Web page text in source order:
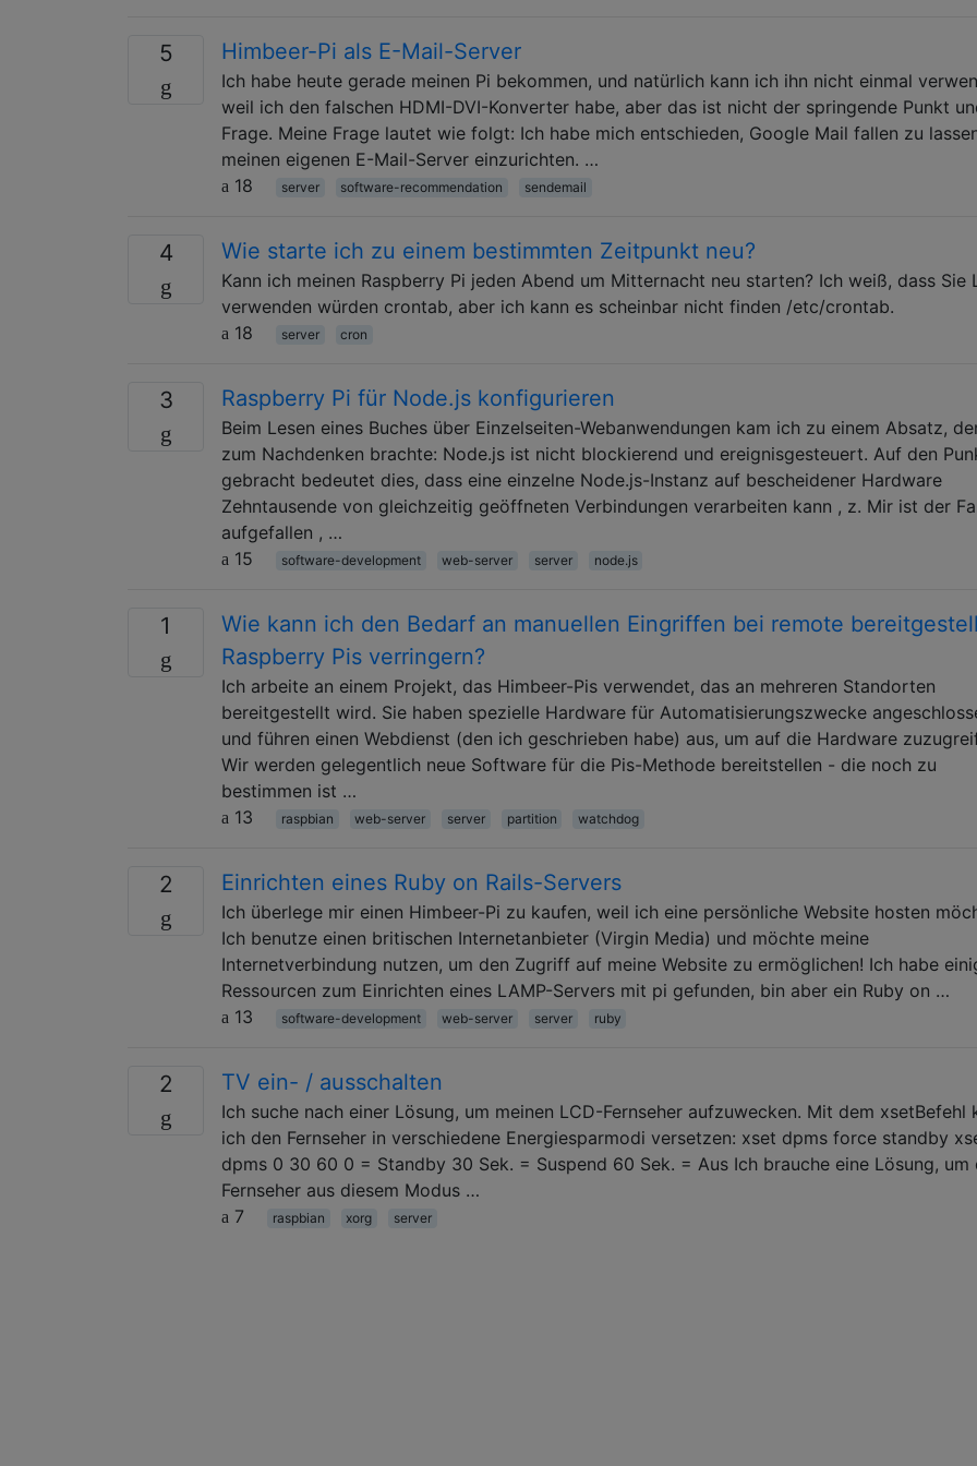
5 Himbeer-Pi als E-Mail-Server
Ich habe heute gerade meinen Pi bekommen, und natürlich kann ich ihn nicht einmal
weil ich den falschen HDMI-DVI-Konverter habe, aber das ist nicht der springende Punkt
Frage. Meine Frage lautet wie folgt: Ich habe mich entschieden, Google Mail fallen zu
meinen eigenen E-Mail-Server einzurichten. …
18
server software-recommendation sendemail
4 Wie starte ich zu einem bestimmten Zeitpunkt neu?
Kann ich meinen Raspberry Pi jeden Abend um Mitternacht neu starten? Ich weiß, dass Sie
verwenden würden crontab, aber ich kann es scheinbar nicht finden /etc/crontab.
18
server cron
3 Raspberry Pi für Node.js konfigurieren
Beim Lesen eines Buches über Einzelseiten-Webanwendungen kam ich zu einem Absatz,
zum Nachdenken brachte: Node.js ist nicht blockierend und ereignisgesteuert. Auf den
gebracht bedeutet dies, dass eine einzelne Node.js-Instanz auf bescheidener Hardware
Zehntausende von gleichzeitig geöffneten Verbindungen verarbeiten kann , z. Mir ist der
aufgefallen , …
15
software-development web-server server node.js
1
Wie kann ich den Bedarf an manuellen Eingriffen bei remote
Raspberry Pis verringern?
Ich arbeite an einem Projekt, das Himbeer-Pis verwendet, das an mehreren Standorten
bereitgestellt wird. Sie haben spezielle Hardware für Automatisierungszwecke
und führen einen Webdienst (den ich geschrieben habe) aus, um auf die Hardware
Wir werden gelegentlich neue Software für die Pis-Methode bereitstellen - die noch zu
bestimmen ist …
13
raspbian web-server server partition watchdog
2 Einrichten eines Ruby on Rails-Servers
Ich überlege mir einen Himbeer-Pi zu kaufen, weil ich eine persönliche Website hosten
Ich benutze einen britischen Internetanbieter (Virgin Media) und möchte meine
Internetverbindung nutzen, um den Zugriff auf meine Website zu ermöglichen! Ich habe
Ressourcen zum Einrichten eines LAMP-Servers mit pi gefunden, bin aber ein Ruby on …
13
software-development web-server server ruby
2 TV ein- / ausschalten
Ich suche nach einer Lösung, um meinen LCD-Fernseher aufzuwecken. Mit dem xsetBefehl
ich den Fernseher in verschiedene Energiesparmodi versetzen: xset dpms force standby
dpms 0 30 60 0 = Standby 30 Sek. = Suspend 60 Sek. = Aus Ich brauche eine Lösung, um
Fernseher aus diesem Modus …
7
raspbian xorg server